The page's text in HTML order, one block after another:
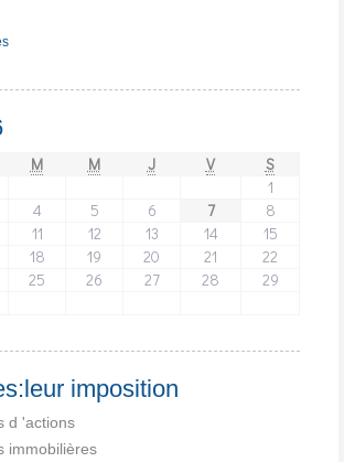
M M J V
S
1
4 5 6 7
8
11 12 13 14
15
18 19 20 21
22
25 26 27 28
29
imposition
d 'actions
immobilières